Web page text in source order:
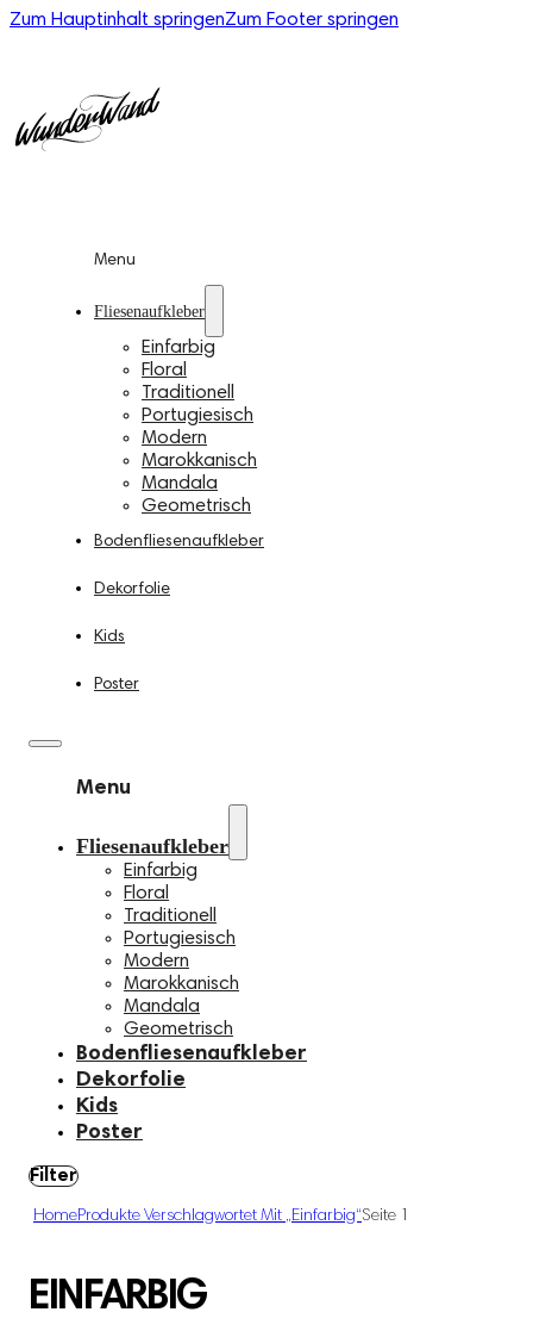
Zum Hauptinhalt springenZum Footer springen
Menu
Fliesenaufkleber
Einfarbig
Floral
Traditionell
Portugiesisch
Modern
Marokkanisch
Mandala
Geometrisch
Bodenfliesenaufkleber
Dekorfolie
Kids
Poster
Menu
Fliesenaufkleber
Einfarbig
Floral
Traditionell
Portugiesisch
Modern
Marokkanisch
Mandala
Geometrisch
Bodenfliesenaufkleber
Dekorfolie
Kids
Poster
Filter
HomeProdukte Verschlagwortet Mit „einfarbig“Seite 1
EINFARBIG